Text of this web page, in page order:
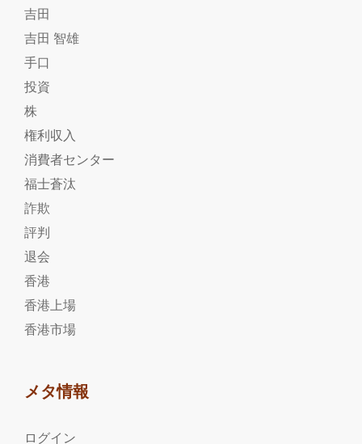
吉田
吉田 智雄
手口
投資
株
権利収入
消費者センター
福士蒼汰
詐欺
評判
退会
香港
香港上場
香港市場
メタ情報
ログイン